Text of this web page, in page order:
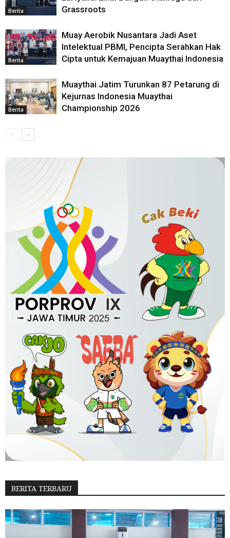
Berita
Grassroots
Berita
Muay Aerobik Nusantara Jadi Aset
Intelektual PBMI, Pencipta Serahkan Hak
Cipta untuk Kemajuan Muaythai Indonesia
Berita
Muaythai Jatim Turunkan 87 Petarung di
Kejurnas Indonesia Muaythai
Championship 2026
BERITA TERBARU